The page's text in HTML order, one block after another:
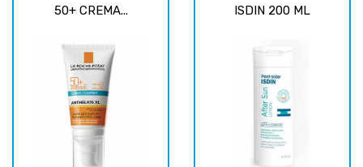
50+ CREMA...
ISDIN 200 ML